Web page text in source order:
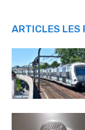
ARTICLES LES